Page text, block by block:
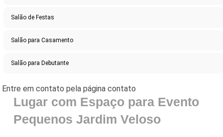
Salão de Festas
Salão para Casamento
Salão para Debutante
Lugar com Espaço para Evento
Pequenos Jardim Veloso